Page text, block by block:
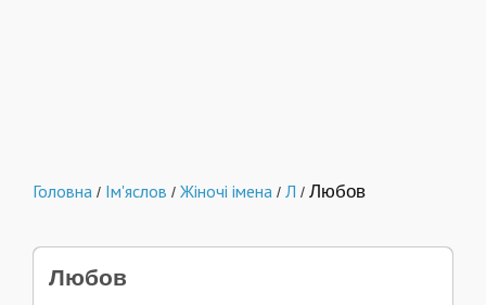
Головна / Ім'яслов / Жіночі імена / Л / Любов
Любов